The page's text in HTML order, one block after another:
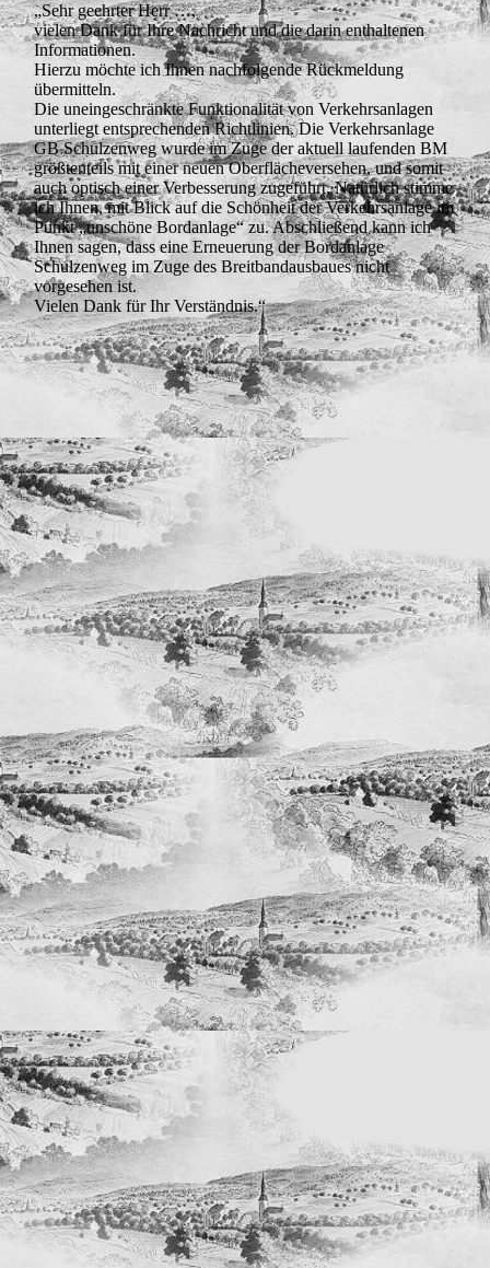
„Sehr geehrter Herr …,
vielen Dank für Ihre Nachricht und die darin enthaltenen
Informationen.
Hierzu möchte ich Ihnen nachfolgende Rückmeldung
übermitteln.
Die uneingeschränkte Funktionalität von Verkehrsanlagen
unterliegt entsprechenden Richtlinien. Die Verkehrsanlage
GB Schulzenweg wurde im Zuge der aktuell laufenden BM
größtenteils mit einer neuen Oberflächeversehen, und somit
auch optisch einer Verbesserung zugeführt. Natürlich stimme
ich Ihnen, mit Blick auf die Schönheit der Verkehrsanlage im
Punkt „unschöne Bordanlage“ zu. Abschließend kann ich
Ihnen sagen, dass eine Erneuerung der Bordanlage
Schulzenweg im Zuge des Breitbandausbaues nicht
vorgesehen ist.
Vielen Dank für Ihr Verständnis.“